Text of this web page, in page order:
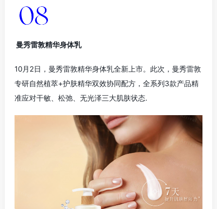
曼秀雷敦精华身体乳
10月2日，曼秀雷敦精华身体乳全新上市。此次，曼秀雷敦
专研自然植萃+护肤精华双效协同配方，全系列3款产品精
准应对干敏、松弛、无光泽三大肌肤状态.